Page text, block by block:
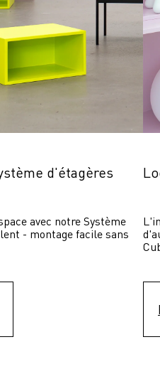
d'étagères
avec notre Système
- montage facile sans